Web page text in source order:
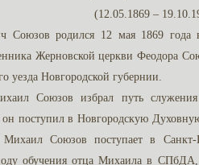
(12.05.1869 –
Союзов родился 12 мая 1869
Жерновской церкви Феодора
уезда Новгородской губернии.
Союзов избрал путь
поступил в Новгородскую
Союзов поступает в Санкт-
обучения отца Михаила в